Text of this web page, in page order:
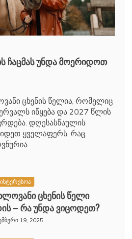
ჩაცმას უნდა მოერიდოთ
ცხენის წელია, რომელიც
იწყება და 2027 წლის
დღესასწაულის
ყველაფერს, რაც
ცხენის წელი
– რა უნდა ვიცოდეთ?
19, 2025